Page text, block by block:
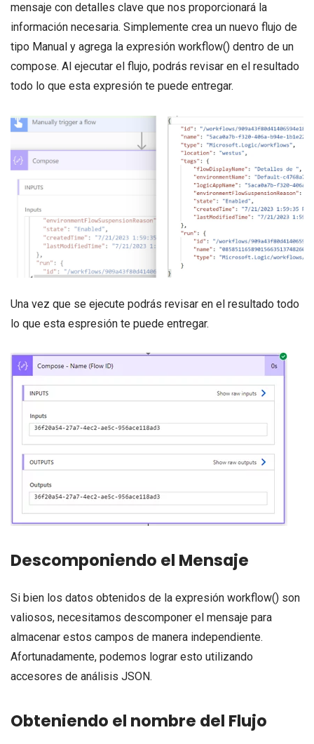
mensaje con detalles clave que nos proporcionará la
información necesaria. Simplemente crea un nuevo flujo de
tipo Manual y agrega la expresión workflow() dentro de un
compose. Al ejecutar el flujo, podrás revisar en el resultado
todo lo que esta expresión te puede entregar.
Una vez que se ejecute podrás revisar en el resultado todo
lo que esta espresión te puede entregar.
Descomponiendo el Mensaje
Si bien los datos obtenidos de la expresión workflow() son
valiosos, necesitamos descomponer el mensaje para
almacenar estos campos de manera independiente.
Afortunadamente, podemos lograr esto utilizando
accesores de análisis JSON.
Obteniendo el nombre del Flujo